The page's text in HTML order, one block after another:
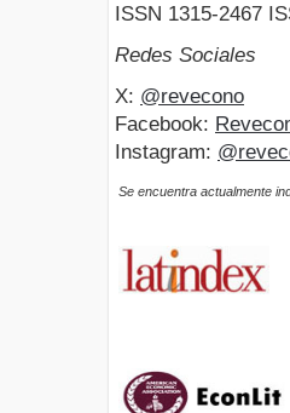
ISSN 1315-2467
Redes Sociales
X: @revecono
Facebook:
Instagram:
Se encuentra actualmente